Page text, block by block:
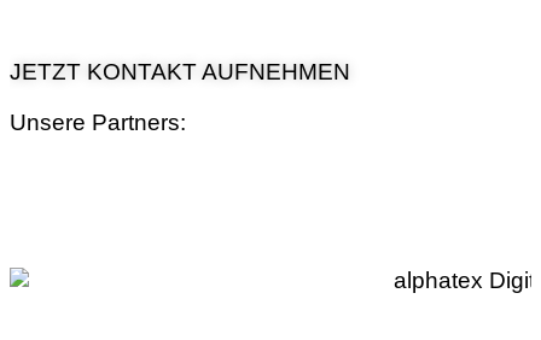
JETZT KONTAKT AUFNEHMEN
Unsere Partners: